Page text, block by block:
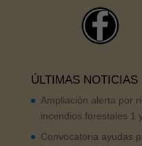
ÚLTIMAS NOTICIAS
Ampliación alerta por
incendios forestales 1
Convocatoria ayudas